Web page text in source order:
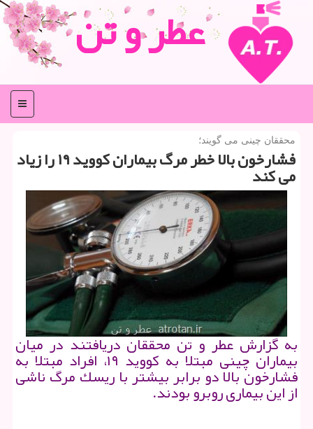
عطر و تن
منو
محققان چینی می گویند؛
فشارخون بالا خطر مرگ بیماران كووید ۱۹ را زیاد
می كند
به گزارش عطر و تن محققان دریافتند در میان
بیماران چینی مبتلا به كووید ۱۹، افراد مبتلا به
فشارخون بالا دو برابر بیشتر با ریسك مرگ ناشی
از این بیماری روبرو بودند.